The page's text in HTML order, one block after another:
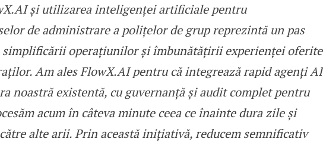
și utilizarea inteligenței artificiale pentru
de administrare a polițelor de grup reprezintă un pas
operațiunilor și îmbunătățirii experienței oferite
Am ales FlowX.AI pentru că integrează rapid agenți AI
noastră existentă, cu guvernanță și audit complet pentru
acum în câteva minute ceea ce înainte dura zile și
alte arii. Prin această inițiativă, reducem semnificativ